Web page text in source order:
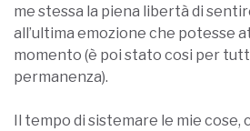
me stessa la piena libertà di
all’ultima emozione che potesse
momento (è poi stato cosi per
permanenza).
Il tempo di sistemare le mie